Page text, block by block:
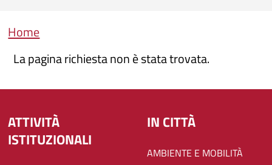
Briciole di pane
Home
La pagina richiesta non è stata trovata.
ATTIVITÀ
ISTITUZIONALI
IN CITTÀ
AMBIENTE E MOBILITÀ